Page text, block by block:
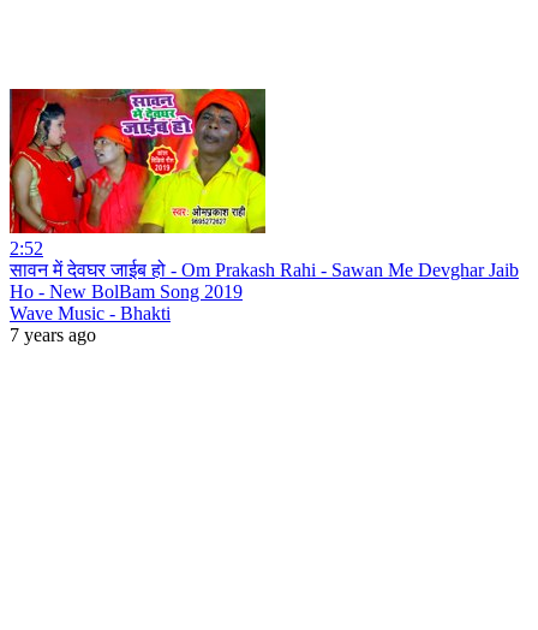
2:52
सावन में देवघर जाईब हो - Om Prakash Rahi - Sawan Me Devghar Jaib
Ho - New BolBam Song 2019
Wave Music - Bhakti
7 years ago